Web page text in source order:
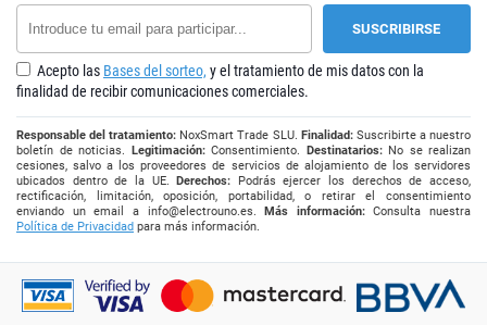
Acepto las Bases del sorteo, y el tratamiento de mis datos con la
finalidad de recibir comunicaciones comerciales.
Responsable del tratamiento: NoxSmart Trade SLU. Finalidad:Suscribirte a nuestro
boletín de noticias. Legitimación:Consentimiento. Destinatarios:No se realizan
cesiones, salvo a los proveedores de servicios de alojamiento de los servidores
ubicados dentro de la UE.Derechos: Podrás ejercer los derechos de acceso,
rectificación, limitación, oposición, portabilidad, o retirar el consentimiento
enviando un email a info@electrouno.es.Más información:Consulta nuestra
Política de Privacidad para más información.